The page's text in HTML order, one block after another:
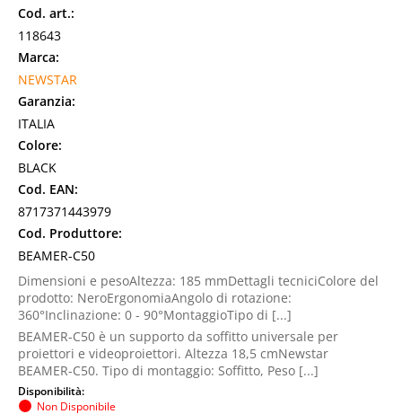
Cod. art.:
118643
Marca:
NEWSTAR
Garanzia:
ITALIA
Colore:
BLACK
Cod. EAN:
8717371443979
Cod. Produttore:
BEAMER-C50
Dimensioni e pesoAltezza: 185 mmDettagli tecniciColore del
prodotto: NeroErgonomiaAngolo di rotazione:
360°Inclinazione: 0 - 90°MontaggioTipo di [...]
BEAMER-C50 è un supporto da soffitto universale per
proiettori e videoproiettori. Altezza 18,5 cmNewstar
BEAMER-C50. Tipo di montaggio: Soffitto, Peso [...]
Disponibilità:
Non Disponibile